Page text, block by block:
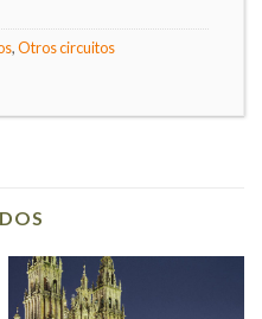
,Otros circuitos